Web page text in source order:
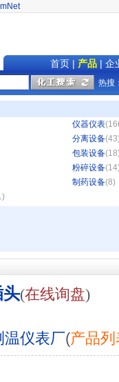
首页| 产品| 企
热搜
仪器仪表
分离设备
包装设备
粉碎设备
制药设备(8)
头(在线询盘)
温仪表厂(产品